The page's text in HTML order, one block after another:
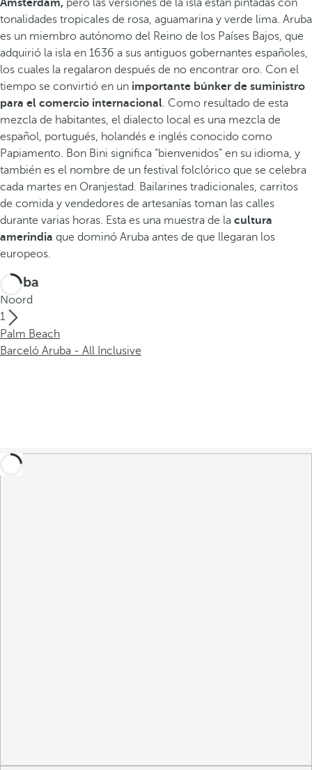
Amsterdam, pero las versiones de la isla están pintadas con
tonalidades tropicales de rosa, aguamarina y verde lima. Aruba
es un miembro autónomo del Reino de los Países Bajos, que
adquirió la isla en 1636 a sus antiguos gobernantes españoles,
los cuales la regalaron después de no encontrar oro. Con el
tiempo se convirtió en un importante búnker de suministro
para el comercio internacional. Como resultado de esta
mezcla de habitantes, el dialecto local es una mezcla de
español, portugués, holandés e inglés conocido como
Papiamento. Bon Bini significa “bienvenidos” en su idioma, y
también es el nombre de un festival folclórico que se celebra
cada martes en Oranjestad. Bailarines tradicionales, carritos
de comida y vendedores de artesanías toman las calles
durante varias horas. Esta es una muestra de la cultura
amerindia que dominó Aruba antes de que llegaran los
europeos.
Aruba
Noord
1
Palm Beach
Barceló Aruba - All Inclusive